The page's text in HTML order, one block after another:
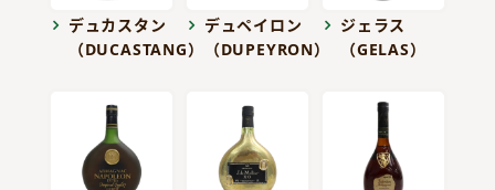
デュカスタン
（DUCASTANG）
デュペイロン
（DUPEYRON）
ジェラス
（GELAS）